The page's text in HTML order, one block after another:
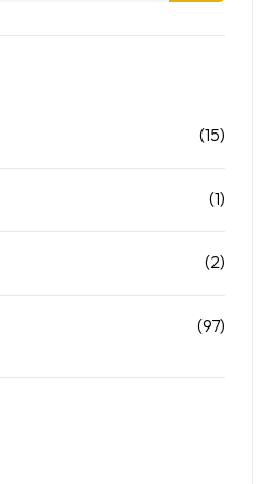
(15)
(1)
(2)
(97)